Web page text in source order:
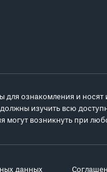
для ознакомления и
изучить всю
могут возникнуть при
данных